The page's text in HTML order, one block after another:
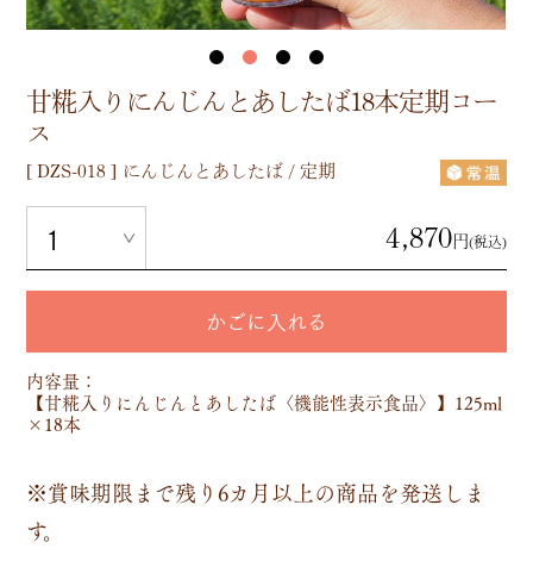
甘糀入りにんじんとあしたば18本定期コー
ス
[ DZS-018] にんじんとあしたば / 定期
4,870円(税込)
かごに入れる
内容量：
【甘糀入りにんじんとあしたば〈機能性表示食品〉】125ml
×18本
※賞味期限まで残り6カ月以上の商品を発送しま
す。